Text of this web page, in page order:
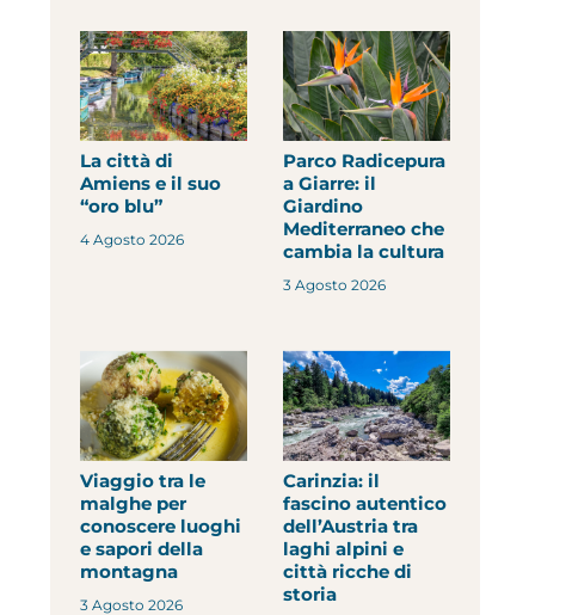
La città di
Amiens e il suo
“oro blu”
4 Agosto 2026
Parco Radicepura
a Giarre: il
Giardino
Mediterraneo che
cambia la cultura
3 Agosto 2026
Viaggio tra le
malghe per
conoscere luoghi
e sapori della
montagna
3 Agosto 2026
Carinzia: il
fascino autentico
dell’Austria tra
laghi alpini e
città ricche di
storia